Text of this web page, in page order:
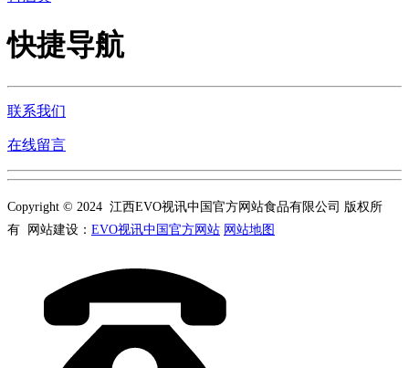
快捷导航
联系我们
在线留言
Copyright © 2024 江西EVO视讯中国官方网站食品有限公司 版权所
有 网站建设： EVO视讯中国官方网站 网站地图